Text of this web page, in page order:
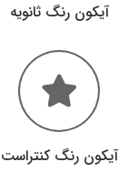
آیکون رنگ ثانویه
آیکون رنگ کنتراست